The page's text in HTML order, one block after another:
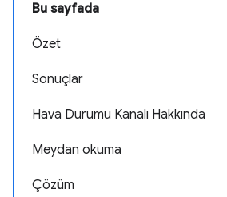
Bu sayfada
Özet
Sonuçlar
Hava Durumu Kanalı Hakkında
Meydan okuma
Çözüm